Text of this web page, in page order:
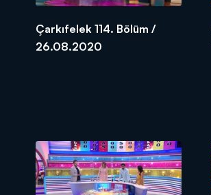
Çarkıfelek 114. Bölüm /
26.08.2020